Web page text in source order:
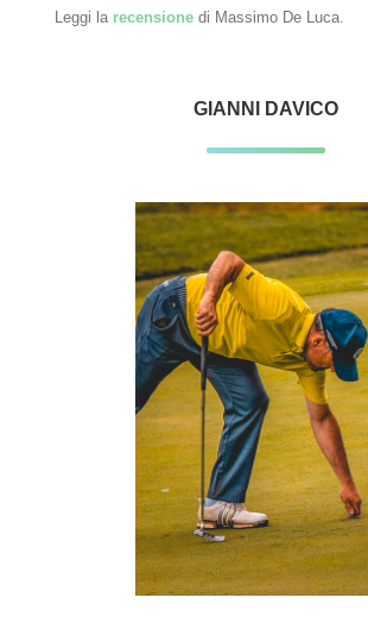
Leggi la recensione di Massimo De Luca.
GIANNI DAVICO